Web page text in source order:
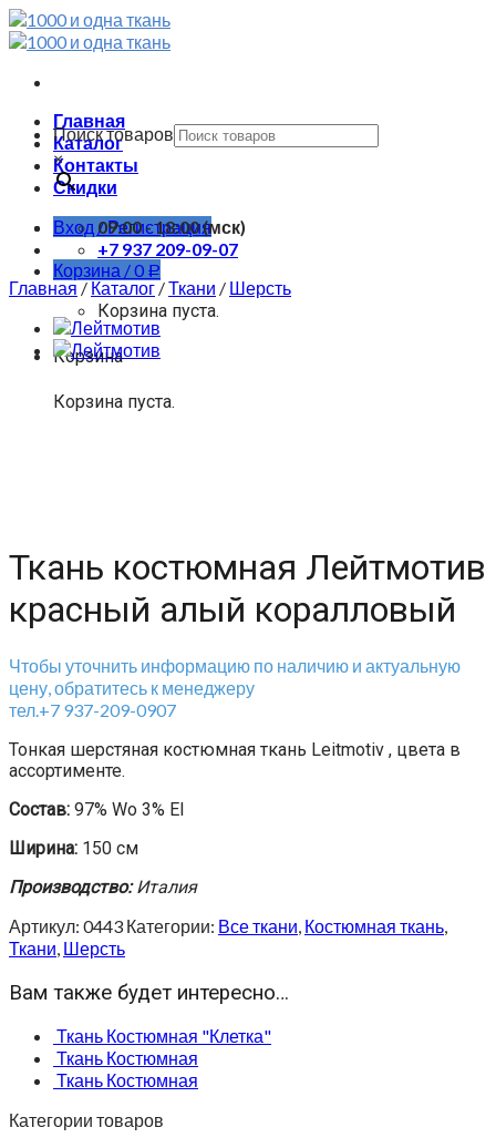
Skip
to
Главная
Каталог
Контакты
Скидки
Вход / Регистрация
Корзина /0 Р
Корзина пуста.
Корзина
Корзина пуста.
Поиск товаров
×
09:00 - 18:00 (мск)
+7 937 209-09-07
Главная/Каталог/Ткани / Шерсть
Ткань костюмная Лейтмотив
красный алый коралловый
Чтобы уточнить информацию по наличию и актуальную
цену, обратитесь к менеджеру
тел.+7 937-209-0907
Тонкая шерстяная костюмная ткань Leitmotiv , цвета в
ассортименте.
Состав: 97% Wo 3% El
Ширина: 150 см
Производство:Италия
Артикул: 0443 Категории: Все ткани, Костюмная ткань,
Ткани, Шерсть
Вам также будет интересно…
Ткань Костюмная "Клетка"
Ткань Костюмная
Ткань Костюмная
Категории товаров